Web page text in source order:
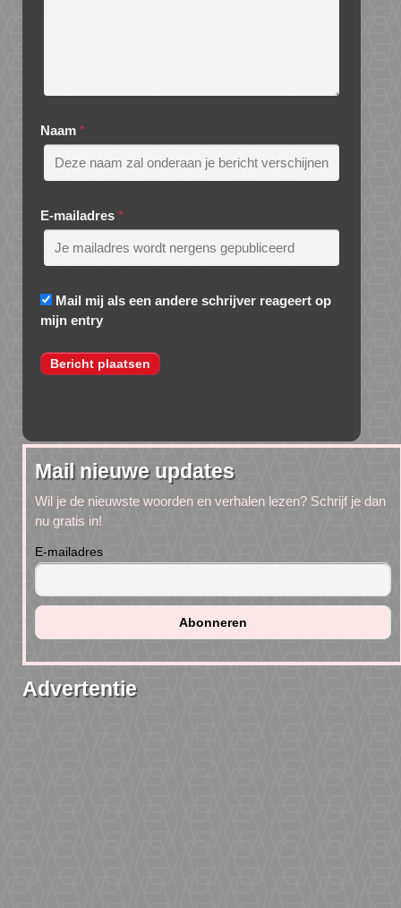
Naam *
E-mailadres *
Mail mij als een andere schrijver reageert op
mijn entry
Mail nieuwe updates
Wil je de nieuwste woorden en verhalen lezen? Schrijf je dan
nu gratis in!
E-mailadres
Advertentie